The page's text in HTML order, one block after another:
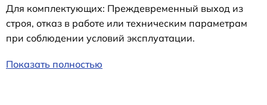
Для комплектующих: Преждевременный выход из
строя, отказ в работе или техническим параметрам
при соблюдении условий эксплуатации.
Показать полностью